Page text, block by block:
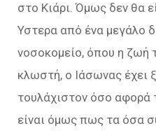
στο Κιάρι. Όμως δεν θα
Υστερα από ένα μεγάλο
νοσοκομείο, όπου η ζωή
κλωστή, ο Ιάσωνας έχει
τουλάχιστον όσο αφορά
είναι όμως πως τα όσα